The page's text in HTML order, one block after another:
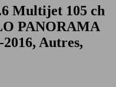
Multijet 105 ch
PANORAMA
2016, Autres,